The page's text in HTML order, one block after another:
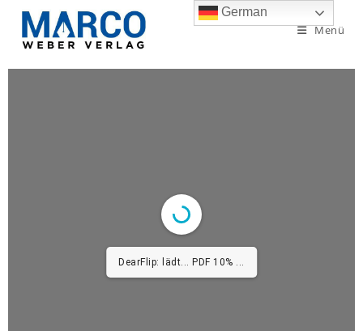
Menü
DearFlip: lädt... PDF 10% ...
German